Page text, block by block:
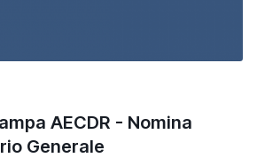
AECDR - Nomina
Generale